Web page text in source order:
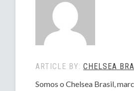
ARTICLE BY:CHELSEA
Somos o Chelsea Brasil,